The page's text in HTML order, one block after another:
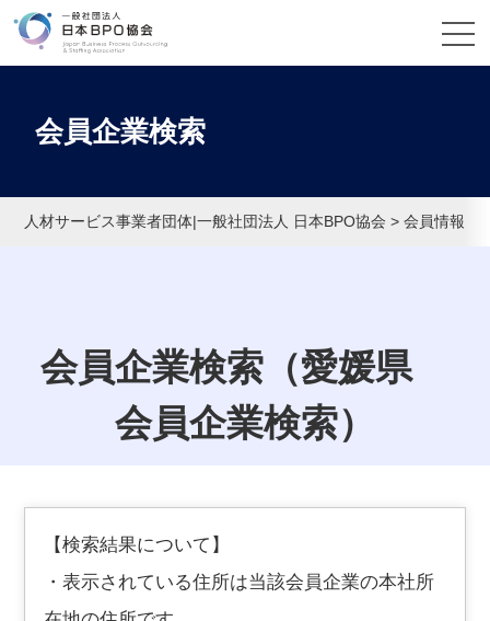
会員企業検索
人材サービス事業者団体|一般社団法人 日本BPO協会 >会員情報
会員企業検索（愛媛県
会員企業検索）
【検索結果について】
・表示されている住所は当該会員企業の本社所